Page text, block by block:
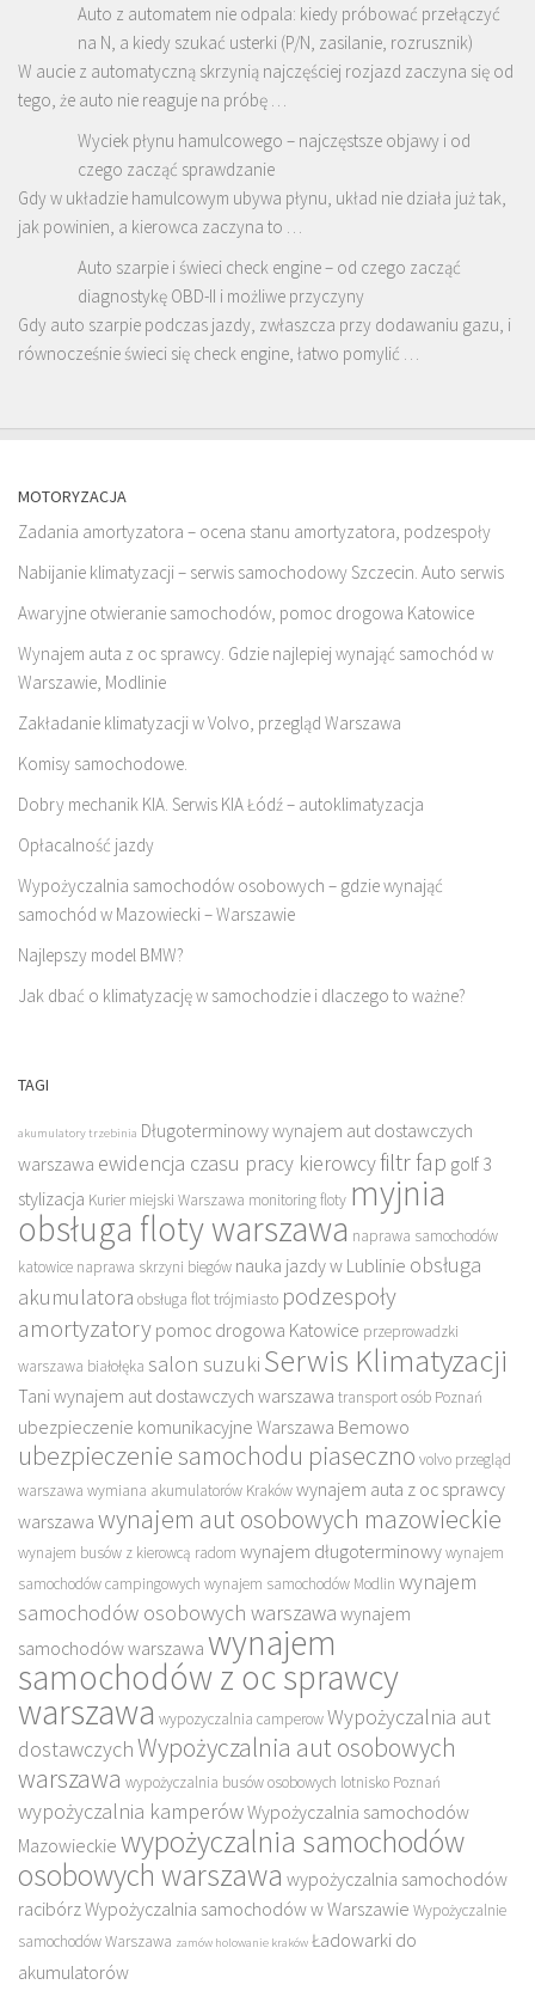
Auto z automatem nie odpala: kiedy próbować przełączyć
na N, a kiedy szukać usterki (P/N, zasilanie, rozrusznik)
W aucie z automatyczną skrzynią najczęściej rozjazd zaczyna się od
tego, że auto nie reaguje na próbę …
Wyciek płynu hamulcowego – najczęstsze objawy i od
czego zacząć sprawdzanie
Gdy w układzie hamulcowym ubywa płynu, układ nie działa już tak,
jak powinien, a kierowca zaczyna to …
Auto szarpie i świeci check engine – od czego zacząć
diagnostykę OBD-II i możliwe przyczyny
Gdy auto szarpie podczas jazdy, zwłaszcza przy dodawaniu gazu, i
równocześnie świeci się check engine, łatwo pomylić …
MOTORYZACJA
Zadania amortyzatora – ocena stanu amortyzatora, podzespoły
Nabijanie klimatyzacji – serwis samochodowy Szczecin. Auto serwis
Awaryjne otwieranie samochodów, pomoc drogowa Katowice
Wynajem auta z oc sprawcy. Gdzie najlepiej wynająć samochód w
Warszawie, Modlinie
Zakładanie klimatyzacji w Volvo, przegląd Warszawa
Komisy samochodowe.
Dobry mechanik KIA. Serwis KIA Łódź – autoklimatyzacja
Opłacalność jazdy
Wypożyczalnia samochodów osobowych – gdzie wynająć
samochód w Mazowiecki – Warszawie
Najlepszy model BMW?
Jak dbać o klimatyzację w samochodzie i dlaczego to ważne?
TAGI
akumulatory trzebinia Długoterminowy wynajem aut dostawczych
warszawa ewidencja czasu pracy kierowcyfiltr fap golf 3
stylizacja Kurier miejski Warszawa monitoring floty myjnia
obsługa floty warszawa naprawa samochodów
katowice naprawa skrzyni biegów nauka jazdy w Lublinie obsługa
akumulatora obsługa flot trójmiasto podzespoły
amortyzatory pomoc drogowa Katowice przeprowadzki
warszawa białołęka salon suzuki Serwis Klimatyzacji
Tani wynajem aut dostawczych warszawa transport osób Poznań
ubezpieczenie komunikacyjne Warszawa Bemowo
ubezpieczenie samochodu piaseczno volvo przegląd
warszawa wymiana akumulatorów Krakówwynajem auta z oc sprawcy
warszawa wynajem aut osobowych mazowieckie
wynajem busów z kierowcą radom wynajem długoterminowywynajem
samochodów campingowych wynajem samochodów Modlin wynajem
samochodów osobowych warszawa wynajem
samochodów warszawa wynajem
samochodów z oc sprawcy
warszawa wypozyczalnia camperowWypożyczalnia aut
dostawczychWypożyczalnia aut osobowych
warszawa wypożyczalnia busów osobowych lotnisko Poznań
wypożyczalnia kamperówWypożyczalnia samochodów
Mazowieckie wypożyczalnia samochodów
osobowych warszawa wypożyczalnia samochodów
racibórzWypożyczalnia samochodów w Warszawie Wypożyczalnie
samochodów Warszawa zamów holowanie kraków Ładowarki do
akumulatorów